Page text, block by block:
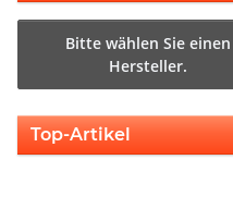
Bitte wählen Sie einen
Hersteller.
Top-Artikel